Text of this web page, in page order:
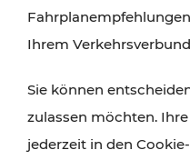
Ihrem
Sie können
zulassen möchten.
jederzeit in den